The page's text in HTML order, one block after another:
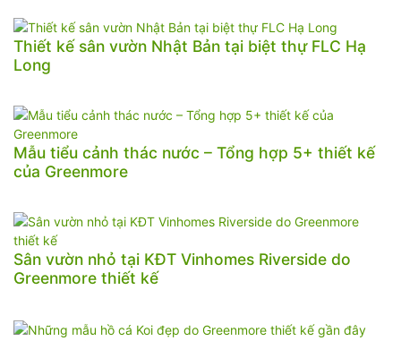
Thiết kế sân vườn Nhật Bản tại biệt thự FLC Hạ
Long
Mẫu tiểu cảnh thác nước – Tổng hợp 5+ thiết kế
của Greenmore
Sân vườn nhỏ tại KĐT Vinhomes Riverside do
Greenmore thiết kế